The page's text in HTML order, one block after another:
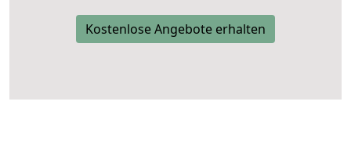
Kostenlose Angebote erhalten